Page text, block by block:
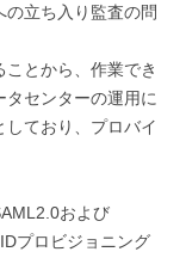
立ち入り監査の問
とから、作業でき
タセンターの運用に
ており、プロバイ
および
プロビジョニング